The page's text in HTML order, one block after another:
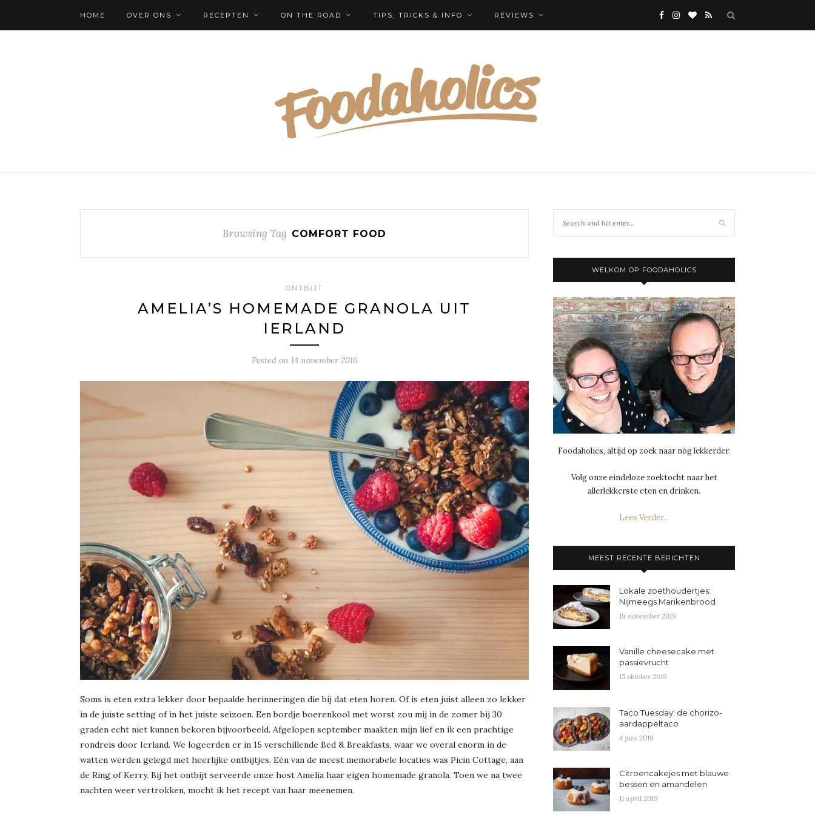
HOME OVER ONS RECEPTEN ON THE ROAD TIPS, TRICKS & INFO REVIEWS
Browsing Tag COMFORT FOOD
ONTBIJT
AMELIA’S HOMEMADE GRANOLA UIT
IERLAND
Posted on 14 november 2016
Soms is eten extra lekker door bepaalde herinneringen die bij dat eten horen. Of is eten juist alleen zo lekker
in de juiste setting of in het juiste seizoen. Een bordje boerenkool met worst zou mij in de zomer bij 30
graden echt niet kunnen bekoren bijvoorbeeld. Afgelopen september maakten mijn lief en ik een prachtige
rondreis door Ierland. We logeerden er in 15 verschillende Bed & Breakfasts, waar we overal enorm in de
watten werden gelegd met heerlijke ontbijtjes. Eén van de meest memorabele locaties was Picin Cottage, aan
de Ring of Kerry. Bij het ontbijt serveerde onze host Amelia haar eigen homemade granola. Toen we na twee
nachten weer vertrokken, mocht ik het recept van haar meenemen.
WELKOM OP FOODAHOLICS
Foodaholics, altijd op zoek naar nóg lekkerder.
Volg onze eindeloze zoektocht naar het
allerlekkerste eten en drinken.
Lees Verder...
MEEST RECENTE BERICHTEN
Lokale zoethoudertjes:
Nijmeegs Marikenbrood
19 november 2019
Vanille cheesecake met
passievrucht
15 oktober 2019
Taco Tuesday: de chorizo-
aardappeltaco
4 juni 2019
Citroencakejes met blauwe
bessen en amandelen
11 april 2019